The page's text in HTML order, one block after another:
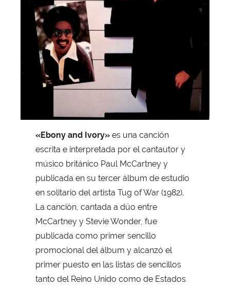
«Ebony and Ivory»es una canción
escrita e interpretada por el cantautor y
músico británico Paul McCartney y
publicada en su tercer álbum de estudio
en solitario del artista Tug of War (1982).
La canción, cantada a dúo entre
McCartney y Stevie Wonder, fue
publicada como primer sencillo
promocional del álbum y alcanzó el
primer puesto en las listas de sencillos
tanto del Reino Unido como de Estados